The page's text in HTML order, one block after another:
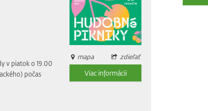
v piatok o 19.00
počas
mapa
zdieľať
Viac informácii